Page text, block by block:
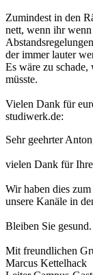
Zumindest in den
nett, wenn ihr
der immer lauter
Es wäre zu
müsste.
Vielen Dank für
studiwerk.de:
Sehr geehrter
vielen Dank für
Wir haben dies
unsere Kanäle in
Bleiben Sie gesund.
Mit freundlichen
Marcus Kettelhack